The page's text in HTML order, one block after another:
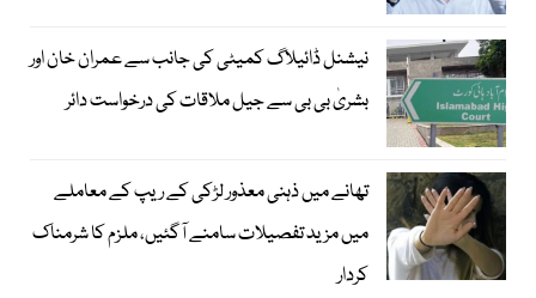
نیشنل ڈائیلاگ کمیٹی کی جانب سے عمران خان اور
بشریٰ بی بی سے جیل ملاقات کی درخواست دائر
تھانے میں ذہنی معذور لڑکی کے ریپ کے معاملے
میں مزید تفصیلات سامنے آگئیں، ملزم کا شرمناک
کردار